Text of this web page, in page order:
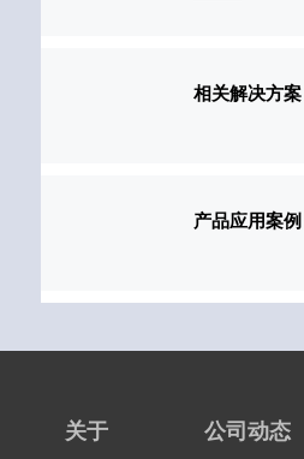
相关解决方案
产品应用案例
关于 公司动态